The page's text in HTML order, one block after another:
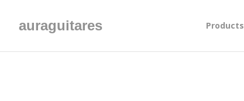
auraguitares Products